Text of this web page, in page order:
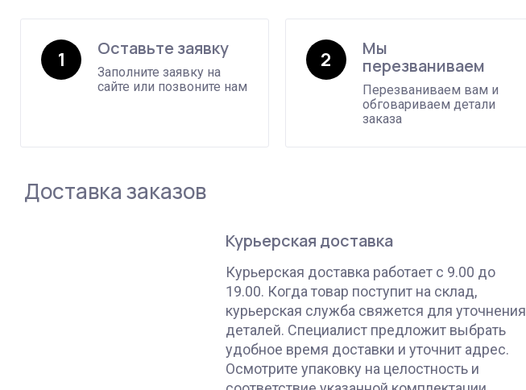
1 Оставьте заявку
Заполните заявку на
сайте или позвоните нам
2
Мы
перезваниваем
Перезваниваем вам и
обговариваем детали
заказа
Доставка заказов
Курьерская доставка
Курьерская доставка работает с 9.00 до
19.00. Когда товар поступит на склад,
курьерская служба свяжется для уточнения
деталей. Специалист предложит выбрать
удобное время доставки и уточнит адрес.
Осмотрите упаковку на целостность и